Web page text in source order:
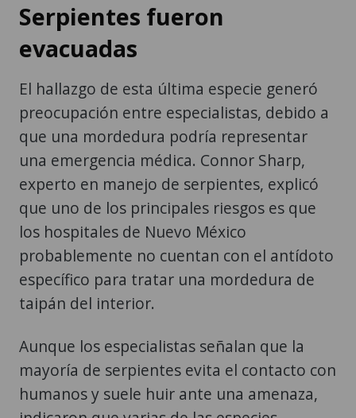
Serpientes fueron
evacuadas
El hallazgo de esta última especie generó
preocupación entre especialistas, debido a
que una mordedura podría representar
una emergencia médica. Connor Sharp,
experto en manejo de serpientes, explicó
que uno de los principales riesgos es que
los hospitales de Nuevo México
probablemente no cuentan con el antídoto
específico para tratar una mordedura de
taipán del interior.
Aunque los especialistas señalan que la
mayoría de serpientes evita el contacto con
humanos y suele huir ante una amenaza,